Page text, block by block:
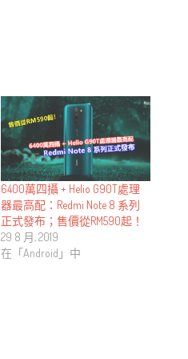
6400萬四攝 + Helio G90T處理
器最高配：Redmi Note 8 系列
正式發布；售價從RM590起！
29 8 月, 2019
在「Android」中